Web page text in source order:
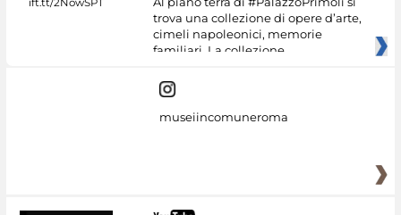
trova una collezione di opere d’arte,
cimeli napoleonici, memorie
familiari. La collezione
museiincomuneroma